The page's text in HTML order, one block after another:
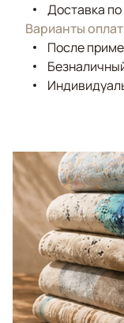
Доставка
Варианты
После